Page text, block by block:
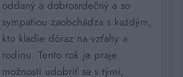
oddaný a dobrosrdečný a so
sympatiou zaobchádza s každým,
kto kladie dôraz na vzťahy a
rodinu. Tento rok je praje
možnosti udobriť sa s tými,